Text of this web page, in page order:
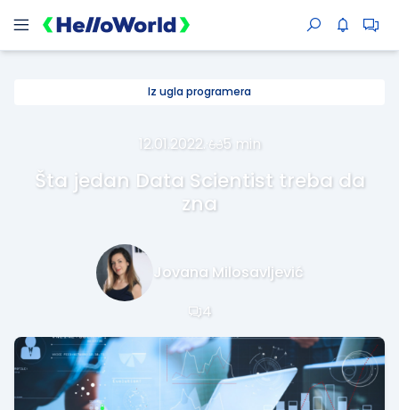
Iz ugla programera
12.01.2022. 5 min
Šta jedan Data Scientist treba da
zna
Jovana Milosavljević
4